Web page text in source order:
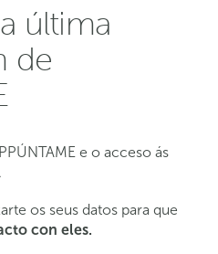
última
de
e o acceso ás
os seus datos para que
con eles.